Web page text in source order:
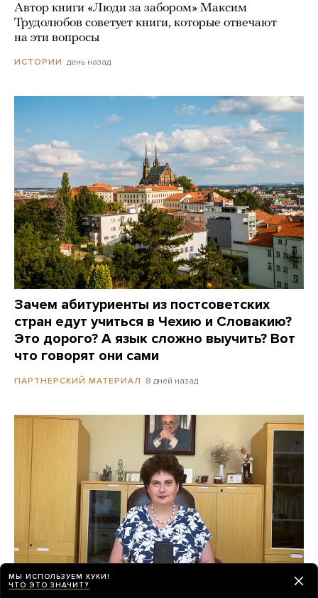
Автор книги «Люди за забором» Максим
Трудолюбов советует книги, которые отвечают
на эти вопросы
ИСТОРИИ день назад
Зачем абитуриенты из постсоветских
стран едут учиться в Чехию и Словакию?
Это дорого? А язык сложно выучить? Вот
что говорят они сами
ПАРТНЕРСКИЙ МАТЕРИАЛ 8 дней назад
МЫ ИСПОЛЬЗУЕМ КУКИ!
ЧТО ЭТО ЗНАЧИТ?